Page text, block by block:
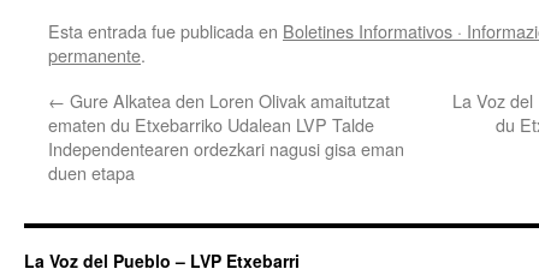
Esta entrada fue publicada en Boletines Informativos ·
permanente.
← Gure Alkatea den Loren Olivak amaitutzat
ematen du Etxebarriko Udalean LVP Talde
Independentearen ordezkari nagusi gisa eman
duen etapa
La Voz
du
La Voz del Pueblo – LVP Etxebarri